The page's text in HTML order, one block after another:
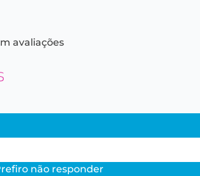
avaliações
não responder